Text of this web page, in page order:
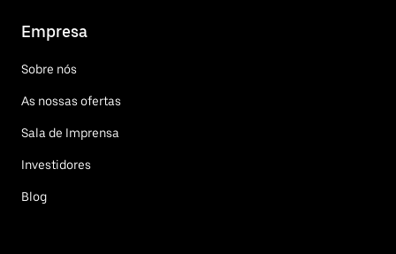
Empresa
Sobre nós
As nossas ofertas
Sala de Imprensa
Investidores
Blog